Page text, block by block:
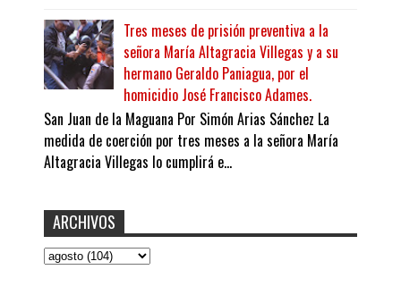
Tres meses de prisión preventiva a la
señora María Altagracia Villegas y a su
hermano Geraldo Paniagua, por el
homicidio José Francisco Adames.
San Juan de la Maguana Por Simón Arias Sánchez La
medida de coerción por tres meses a la señora María
Altagracia Villegas lo cumplirá e...
ARCHIVOS